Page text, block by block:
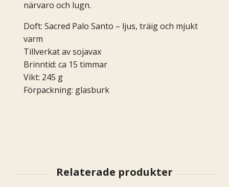
närvaro och lugn.
Doft: Sacred Palo Santo – ljus, träig och mjukt
varm
Tillverkat av sojavax
Brinntid: ca 15 timmar
Vikt: 245 g
Förpackning: glasburk